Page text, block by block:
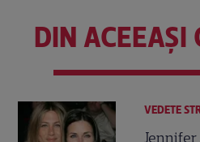
DIN ACEEAȘI
VEDETE